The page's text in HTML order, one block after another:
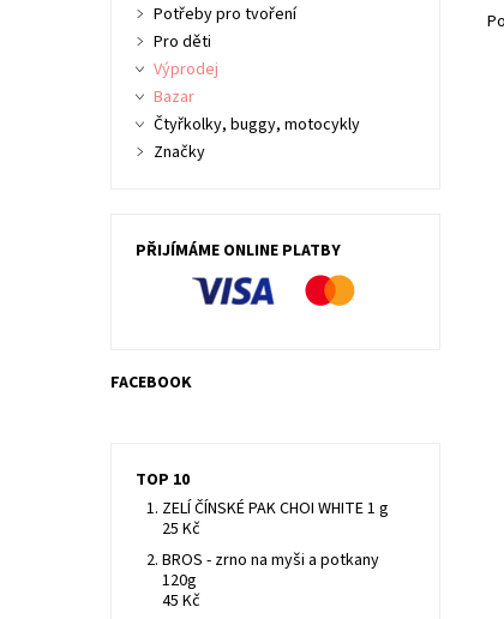
Potřeby pro tvoření
Pro děti
Výprodej
Bazar
Čtyřkolky, buggy, motocykly
Značky
PŘIJÍMÁME ONLINE PLATBY
FACEBOOK
TOP 10
ZELÍ ČÍNSKÉ PAK CHOI WHITE 1 g
25 Kč
BROS - zrno na myši a potkany
120g
45 Kč